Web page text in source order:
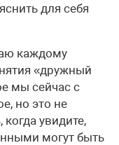
для себя
каждому
«дружный
мы сейчас с
но это не
увидите,
могут быть